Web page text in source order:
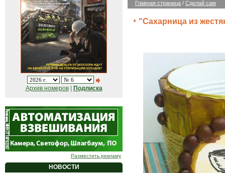
Архив номеров| Подписка
Разместить рекламу
НОВОСТИ
Главная страница / Сделай сам
"Сахарница из